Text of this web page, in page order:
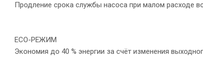
Продление срока службы насоса при малом расходе
ECO-РЕЖИМ
Экономия до 40 % энергии за счёт изменения